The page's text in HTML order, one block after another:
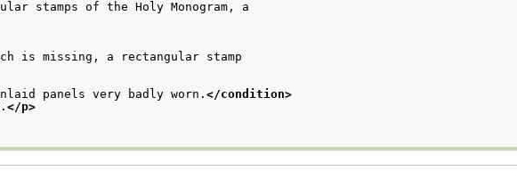
stamps of the Holy Monogram, a
is missing, a rectangular stamp
panels very badly worn.</condition>
</p>